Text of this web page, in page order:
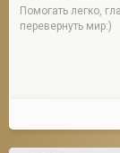
Помогать легко,
перевернуть мир:)